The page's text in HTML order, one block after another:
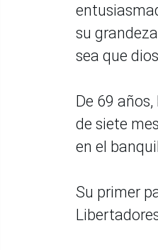
su
sea que
De 69
de siete
en el
Su primer